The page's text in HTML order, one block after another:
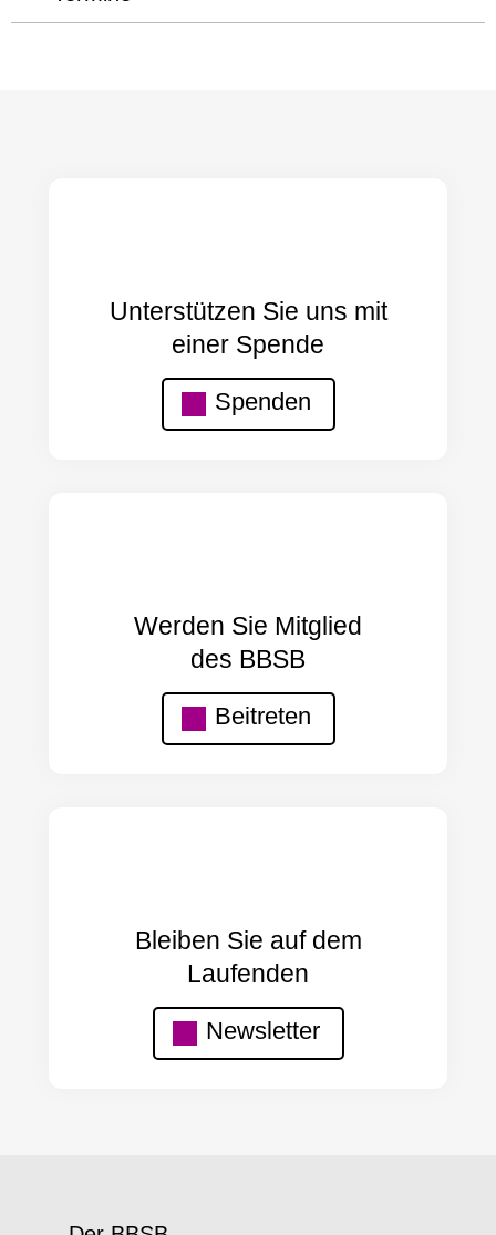
Unterstützen Sie uns mit
einer Spende
Spenden
Werden Sie Mitglied
des BBSB
Beitreten
Bleiben Sie auf dem
Laufenden
Newsletter